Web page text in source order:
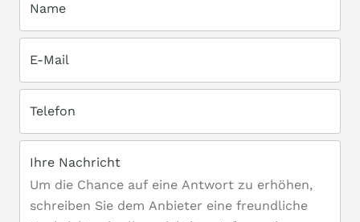
Name
E-Mail
Telefon
Ihre Nachricht